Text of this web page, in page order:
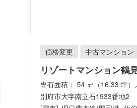
価格変更 中古マンション
リゾートマンション鶴
専有面積： 54 ㎡（16.33 坪
別府市大字南立石1933番地2